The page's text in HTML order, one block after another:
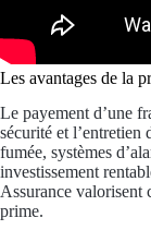
Les avantages de la
Le payement d’une
sécurité et l’entretien
fumée, systèmes
investissement
Assurance valorisent
prime.